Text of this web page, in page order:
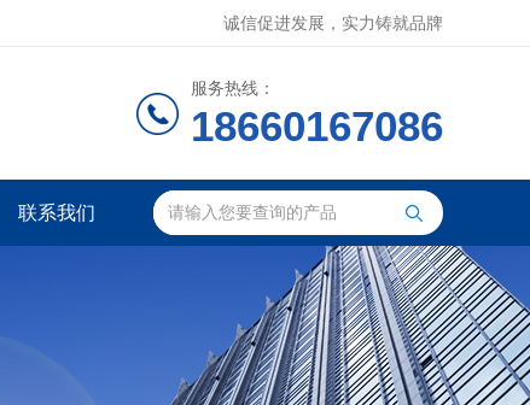
诚信促进发展，实力铸就品牌
服务热线：
18660167086
联系我们